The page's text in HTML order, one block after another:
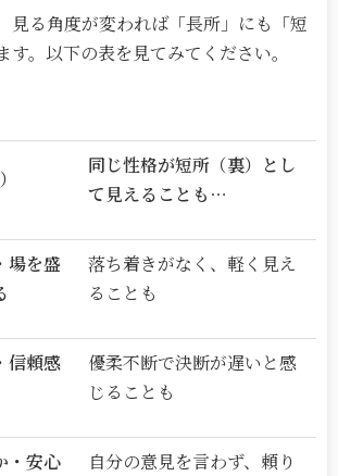
見る角度が変われば「長所」にも「短
す。以下の表を見てみてください。
同じ性格が短所（裏）とし
て見えることも …
場を盛
落ち着きがなく、軽く見え
ることも
信頼感
優柔不断で決断が遅いと感
じることも
・安心
自分の意見を言わず、頼り